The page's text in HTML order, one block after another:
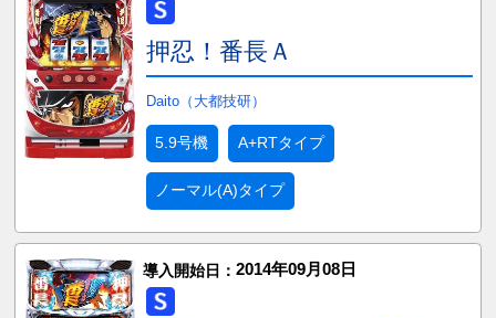
押忍！番長Ａ
Daito（大都技研）
5.9号機 A+RTタイプ
ノーマル(A)タイプ
導入開始日： 2014年09月08日